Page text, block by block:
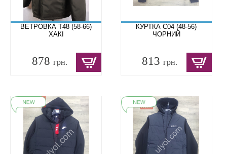
ВЕТРОВКА T48 (58-66)
ХАКІ
878 грн.
КУРТКА C04 (48-56)
ЧОРНИЙ
813грн.